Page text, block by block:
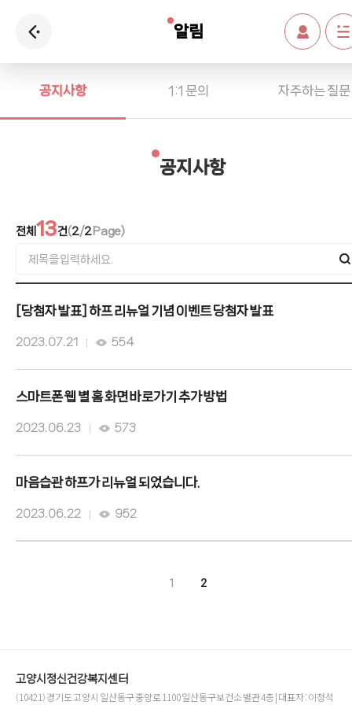
알림
공지사항 1:1 문의 자주하는 질문
공지사항
전체 13건(2/2Page)
[당첨자 발표] 하프 리뉴얼 기념 이벤트 당첨자 발표
2023. 07. 21 554
스마트폰 웹 별 홈 화면 바로가기 추가 방법
2023. 06. 23 573
마음습관 하프가 리뉴얼 되었습니다.
2023. 06. 22 952
1 2
고양시정신건강복지센터
(10421) 경기도 고양시 일산동구 중앙로 1100 일산동구보건소 별관 4층 | 대표자 : 이정석